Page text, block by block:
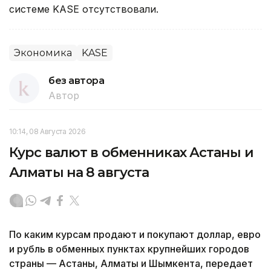
системе KASE отсутствовали.
Экономика KASE
без автора
Автор
10:14, 08 Августа 2026
Курс валют в обменниках Астаны и
Алматы на 8 августа
По каким курсам продают и покупают доллар, евро
и рубль в обменных пунктах крупнейших городов
страны — Астаны, Алматы и Шымкента, передает